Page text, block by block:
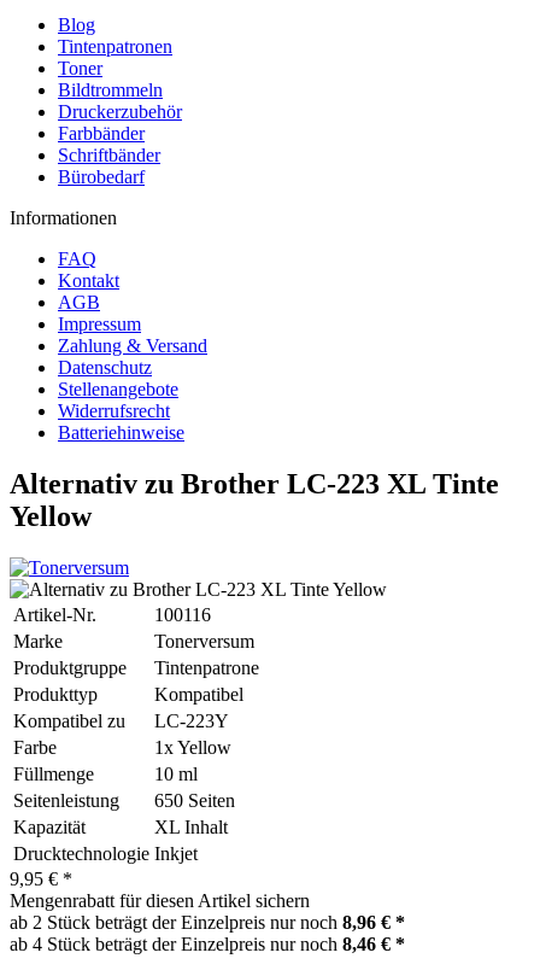
Blog
Tintenpatronen
Toner
Bildtrommeln
Druckerzubehör
Farbbänder
Schriftbänder
Bürobedarf
Informationen
FAQ
Kontakt
AGB
Impressum
Zahlung & Versand
Datenschutz
Stellenangebote
Widerrufsrecht
Batteriehinweise
Alternativ zu Brother LC-223 XL Tinte
Yellow
Artikel-Nr.
100116
Marke
Tonerversum
Produktgruppe
Tintenpatrone
Produkttyp
Kompatibel
Kompatibel zu
LC-223Y
Farbe
1x Yellow
Füllmenge
10 ml
Seitenleistung
650 Seiten
Kapazität
XL Inhalt
Drucktechnologie Inkjet
9,95 € *
Mengenrabatt für diesen Artikel sichern
ab 2 Stück beträgt der Einzelpreis nur noch 8,96 € *
ab 4 Stück beträgt der Einzelpreis nur noch 8,46 € *